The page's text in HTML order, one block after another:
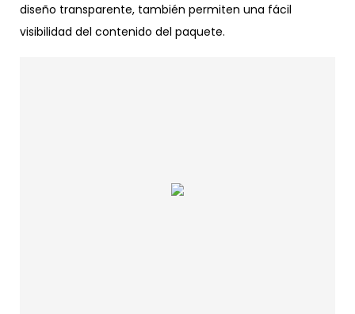
diseño transparente, también permiten una fácil
visibilidad del contenido del paquete.